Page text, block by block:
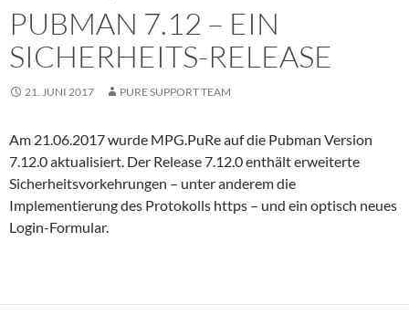
PUBMAN 7.12 – EIN
SICHERHEITS-RELEASE
21. JUNI 2017 PURE SUPPORT TEAM
Am 21.06.2017 wurde MPG.PuRe auf die Pubman Version
7.12.0 aktualisiert. Der Release 7.12.0 enthält erweiterte
Sicherheitsvorkehrungen – unter anderem die
Implementierung des Protokolls https – und ein optisch neues
Login-Formular.